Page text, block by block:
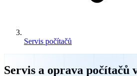
Servis počítačů
Servis a oprava počítačů